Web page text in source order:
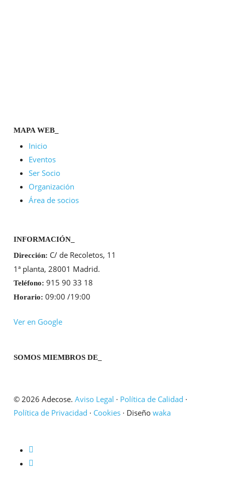
MAPA WEB_
Inicio
Eventos
Ser Socio
Organización
Área de socios
INFORMACIÓN_
Dirección: C/ de Recoletos, 11
1ª planta, 28001 Madrid.
Teléfono: 915 90 33 18
Horario: 09:00 /19:00
Ver en Google
SOMOS MIEMBROS DE_
© 2026 Adecose. Aviso Legal · Política de Calidad ·
Política de Privacidad · Cookies· Diseño waka
twitter
linkedin